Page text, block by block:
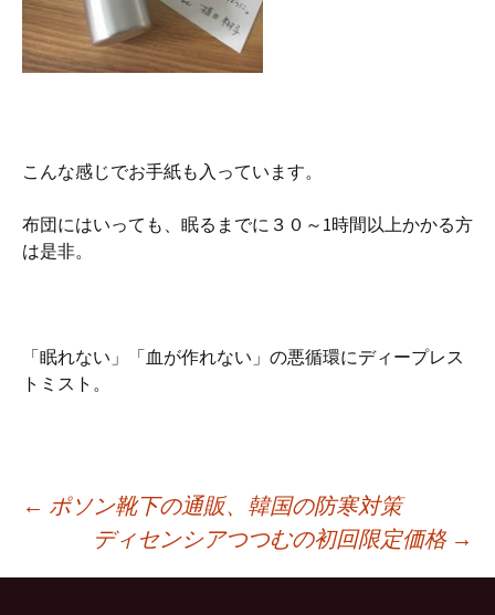
こんな感じでお手紙も入っています。
布団にはいっても、眠るまでに３０～1時間以上かかる方
は是非。
「眠れない」「血が作れない」の悪循環にディープレス
トミスト。
投
稿
← ポソン靴下の通販、韓国の防寒対策
ディセンシアつつむの初回限定価格 →